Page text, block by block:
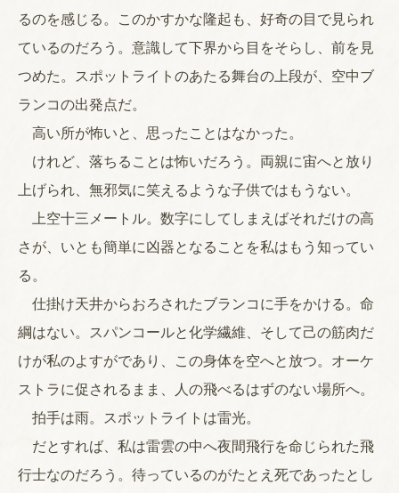
るのを感じる。このかすかな隆起も、好奇の目で見られ
ているのだろう。意識して下界から目をそらし、前を見
つめた。スポットライトのあたる舞台の上段が、空中ブ
ランコの出発点だ。
高い所が怖いと、思ったことはなかった。
けれど、落ちることは怖いだろう。両親に宙へと放り
上げられ、無邪気に笑えるような子供ではもうない。
上空十三メートル。数字にしてしまえばそれだけの高
さが、いとも簡単に凶器となることを私はもう知ってい
る。
仕掛け天井からおろされたブランコに手をかける。命
綱はない。スパンコールと化学繊維、そして己の筋肉だ
けが私のよすがであり、この身体を空へと放つ。オーケ
ストラに促されるまま、人の飛べるはずのない場所へ。
拍手は雨。スポットライトは雷光。
だとすれば、私は雷雲の中へ夜間飛行を命じられた飛
行士なのだろう。待っているのがたとえ死であったとし